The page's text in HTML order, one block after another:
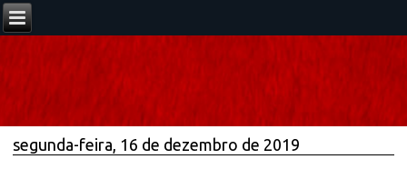
segunda-feira, 16 de dezembro de 2019